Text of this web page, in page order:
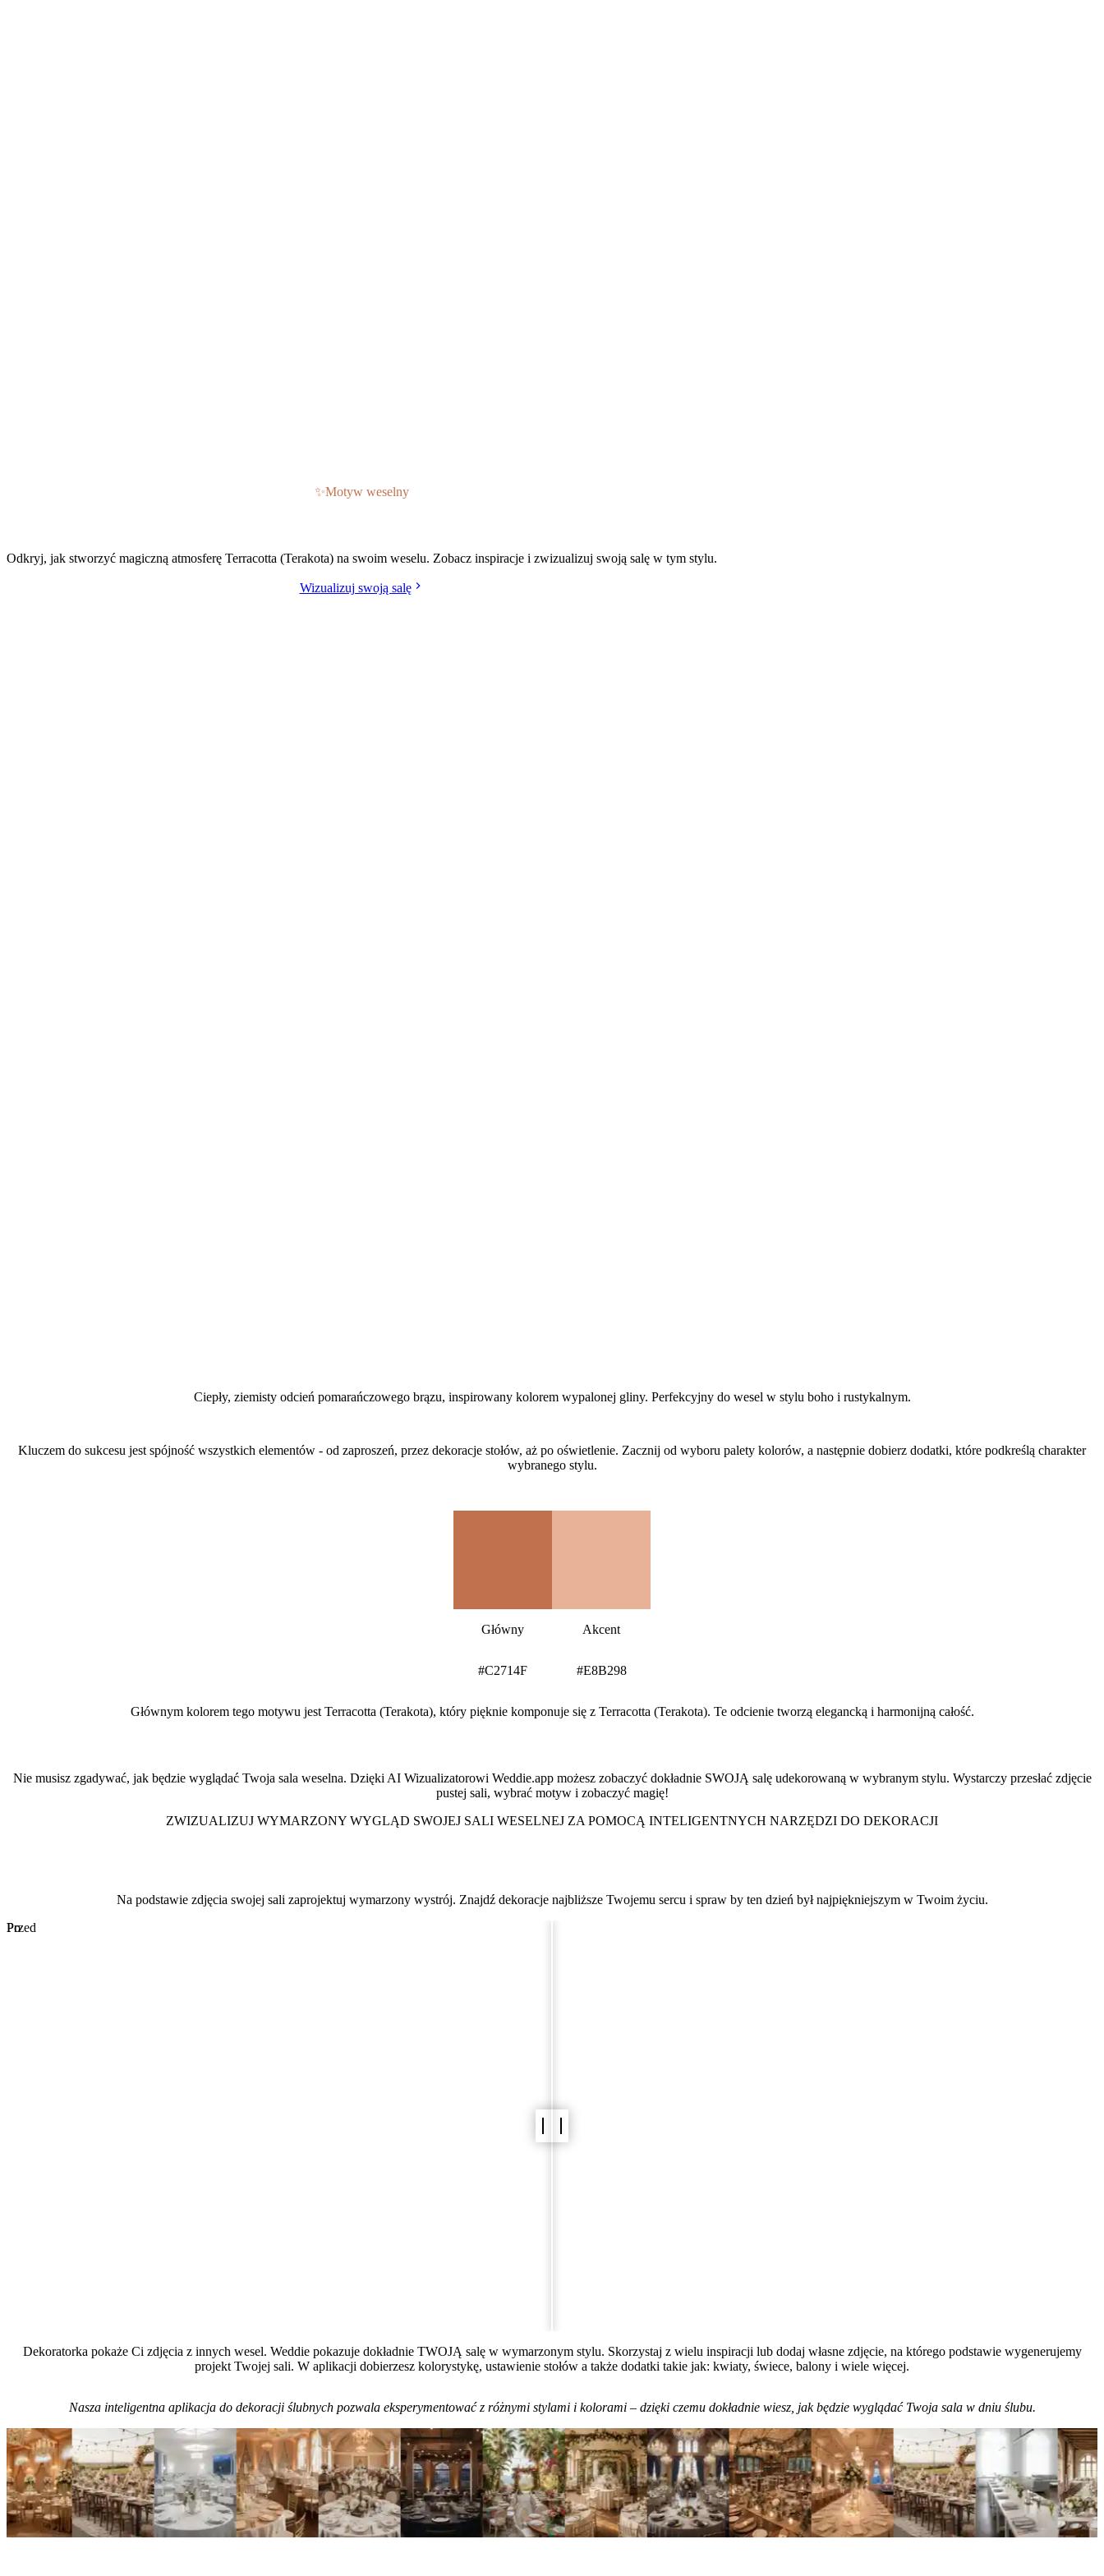
✨Motyw weselny
Odkryj, jak stworzyć magiczną atmosferę Terracotta (Terakota) na swoim weselu. Zobacz inspiracje i zwizualizuj swoją salę w tym stylu.
Wizualizuj swoją salę
Ciepły, ziemisty odcień pomarańczowego brązu, inspirowany kolorem wypalonej gliny. Perfekcyjny do wesel w stylu boho i rustykalnym.
Kluczem do sukcesu jest spójność wszystkich elementów - od zaproszeń, przez dekoracje stołów, aż po oświetlenie. Zacznij od wyboru palety kolorów, a następnie dobierz dodatki, które podkreślą charakter
wybranego stylu.
Główny
#C2714F
Akcent
#E8B298
Głównym kolorem tego motywu jest Terracotta (Terakota), który pięknie komponuje się z Terracotta (Terakota). Te odcienie tworzą elegancką i harmonijną całość.
Nie musisz zgadywać, jak będzie wyglądać Twoja sala weselna. Dzięki AI Wizualizatorowi Weddie.app możesz zobaczyć dokładnie SWOJĄ salę udekorowaną w wybranym stylu. Wystarczy przesłać zdjęcie
pustej sali, wybrać motyw i zobaczyć magię!
ZWIZUALIZUJ WYMARZONY WYGLĄD SWOJEJ SALI WESELNEJ ZA POMOCĄ INTELIGENTNYCH NARZĘDZI DO DEKORACJI
Na podstawie zdjęcia swojej sali zaprojektuj wymarzony wystrój. Znajdź dekoracje najbliższe Twojemu sercu i spraw by ten dzień był najpiękniejszym w Twoim życiu.
Przed
Po
Dekoratorka pokaże Ci zdjęcia z innych wesel. Weddie pokazuje dokładnie TWOJĄ salę w wymarzonym stylu. Skorzystaj z wielu inspiracji lub dodaj własne zdjęcie, na którego podstawie wygenerujemy
projekt Twojej sali. W aplikacji dobierzesz kolorystykę, ustawienie stołów a także dodatki takie jak: kwiaty, świece, balony i wiele więcej.
Nasza inteligentna aplikacja do dekoracji ślubnych pozwala eksperymentować z różnymi stylami i kolorami – dzięki czemu dokładnie wiesz, jak będzie wyglądać Twoja sala w dniu ślubu.